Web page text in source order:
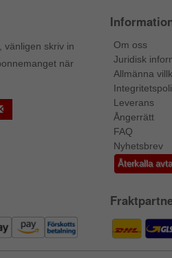
vänligen skriv in
när
Om oss
Juridisk
Allmänna
Leverans
Ångerrätt
FAQ
Nyhetsbrev
Återkalla